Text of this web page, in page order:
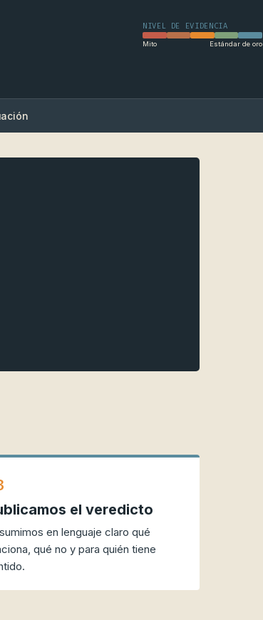
NIVEL DE EVIDENCIA
Mito Estándar de oro
el veredicto
en lenguaje claro qué
qué no y para quién tiene